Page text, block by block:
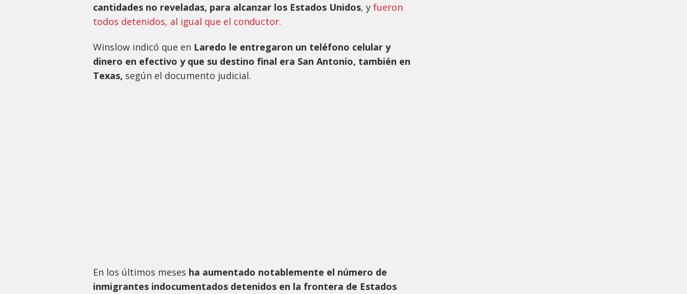
cantidades no reveladas, para alcanzar los Estados Unidos, y fueron
todos detenidos, al igual que el conductor.
Winslow indicó que en Laredo le entregaron un teléfono celular y
dinero en efectivo y que su destino final era San Antonio, también en
Texas, según el documento judicial.
En los últimos meses ha aumentado notablemente el número de
inmigrantes indocumentados detenidos en la frontera de Estados